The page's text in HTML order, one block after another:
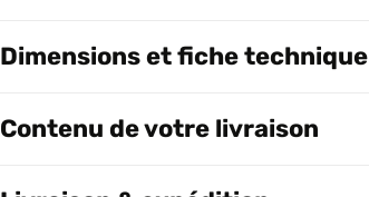
Dimensions et fiche technique
Contenu de votre livraison